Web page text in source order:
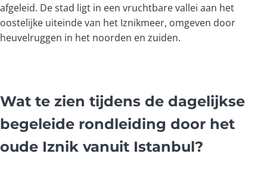
afgeleid. De stad ligt in een vruchtbare vallei aan het
oostelijke uiteinde van het Iznikmeer, omgeven door
heuvelruggen in het noorden en zuiden.
Wat te zien tijdens de dagelijkse
begeleide rondleiding door het
oude Iznik vanuit Istanbul?